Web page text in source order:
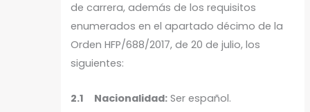
de carrera, además de los requisitos
enumerados en el apartado décimo de la
Orden HFP/688/2017, de 20 de julio, los
siguientes:
2.1 Nacionalidad: Ser español.